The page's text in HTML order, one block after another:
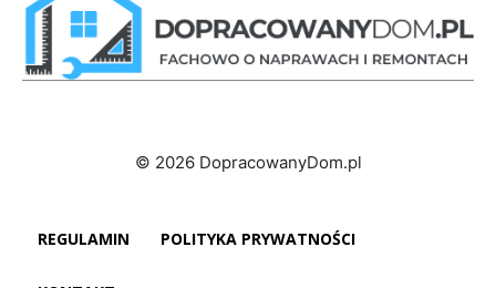
© 2026 DopracowanyDom.pl
REGULAMIN POLITYKA PRYWATNOŚCI